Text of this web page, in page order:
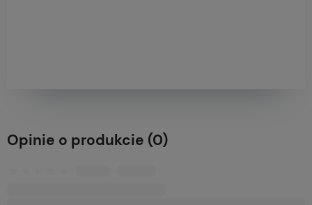
Opinie o produkcie (0)